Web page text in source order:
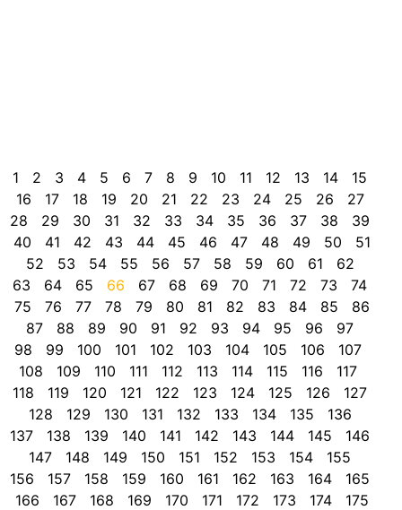
1 2 3 4 5 6 7 8 9 10 11 12 13 14
15
16
17 18 19 20 21 22 23 24 25 26
27
28
29 30 31 32 33 34 35 36 37 38
39
40
41 42 43 44 45 46 47 48 49 50
51
52
53 54 55 56 57 58 59 60 61
62
63
64 65 66 67 68 69 70 71 72 73
74
75
76 77 78 79 80 81 82 83 84 85
86
87
88 89 90 91 92 93 94 95 96
97
98
99 100 101 102 103 104 105 106
107
108
109 110 111 112 113 114 115 116
117
118
119 120 121 122 123 124 125 126
127
128
129 130 131 132 133 134 135
136
137
138 139 140 141 142 143 144 145
146
147
148 149 150 151 152 153 154
155
156
157 158 159 160 161 162 163 164
165
166
167 168 169 170 171 172 173 174
175